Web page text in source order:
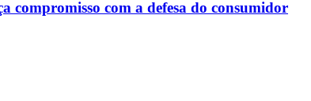
compromisso com a defesa do consumidor